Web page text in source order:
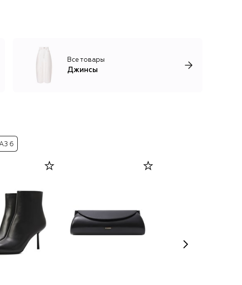
Все товары
Джинсы
6